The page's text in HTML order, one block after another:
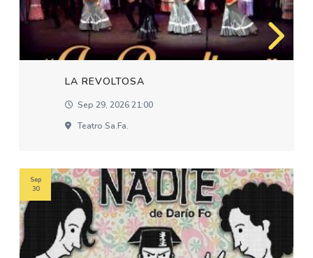
LA REVOLTOSA
Sep 29, 2026 21:00
Teatro Sa.fa.
Sep
30